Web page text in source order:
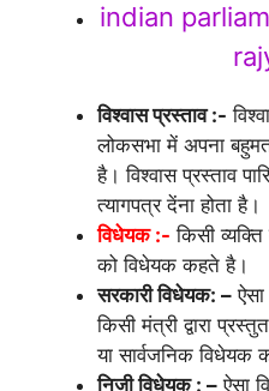
indian
विश्वास प्रस्ताव :-
लोकसभा में अपना
है। विश्वास प्रस्ताव
त्यागपत्र देंना होता है।
विधेयक :- किसी व्यक्ति
को विधेयक कहते है।
सरकारी विधेयक: –
किसी मंत्री द्वारा
या सार्वजनिक विधेयक
निजी विधेयक : – ऐसा